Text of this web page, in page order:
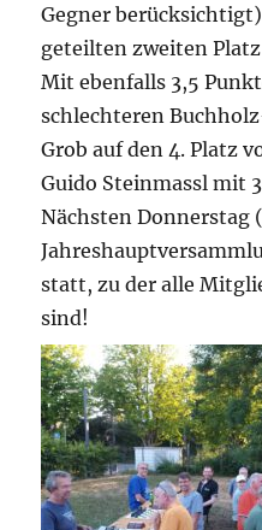
Gegner
geteilten zweiten
Mit ebenfalls 3,5
schlechteren
Grob auf den 4. Platz
Guido Steinmassl mit
Nächsten Donnerstag
statt, zu der alle
sind!